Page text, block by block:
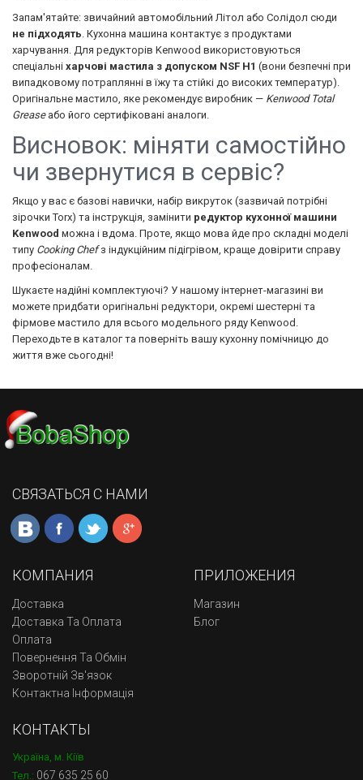
Запам'ятайте: звичайний автомобільний Літол або Солідол сюди
не підходять. Кухонна машина контактує з продуктами
харчування. Для редукторів Kenwood використовуються
спеціальні харчові мастила з допуском NSF H1 (вони безпечні при
випадковому потраплянні в їжу та стійкі до високих температур).
Оригінальне мастило, яке рекомендує виробник — Kenwood Total
Greaseабо його сертифіковані аналоги.
Висновок: міняти самостійно
чи звернутися в сервіс?
Якщо у вас є базові навички, набір викруток (зазвичай потрібні
зірочки Torx) та інструкція, замінити редуктор кухонної машини
Kenwood можна і вдома. Проте, якщо мова йде про складні моделі
типу Cooking Chefз індукційним підігрівом, краще довірити справу
професіоналам.
Шукаєте надійні комплектуючі? У нашому інтернет-магазині ви
можете придбати оригінальні редуктори, окремі шестерні та
фірмове мастило для всього модельного ряду Kenwood.
Переходьте в каталог та поверніть вашу кухонну помічницю до
життя вже сьогодні!
СВЯЗАТЬСЯ С НАМИ
КОМПАНИЯ
Доставка
Доставка Та Оплата
Оплата
Повернення Та Обмін
Зворотній Зв'язок
Контактна Інформація
ПРИЛОЖЕНИЯ
Магазин
Блог
КОНТАКТЫ
Україна, м. Кіїв
Тел.: 067 635 25 60